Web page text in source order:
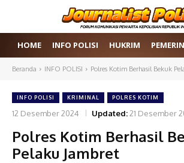
HOME INFO POLISI HUKRIM
Beranda INFO POLISI Polres Kotim Berhasil Bekuk
INFO POLISI KRIMINAL POLRES KOTIM
12 Desember 2024 Updated:21 Desember
Polres Kotim Berhasil
Pelaku Jambret